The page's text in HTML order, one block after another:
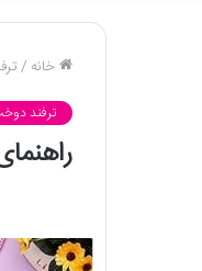
خانه /
ترفند